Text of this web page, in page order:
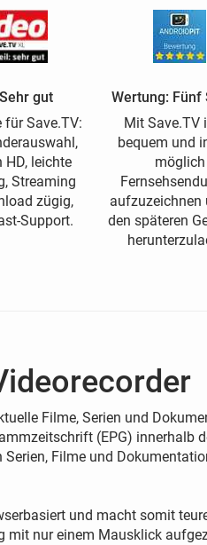
gut
für Save.TV:
HD, leichte
Streaming
zügig,
Support.
Wertung: Fünf
Mit Save.TV
bequem und
möglich
aufzuzeichnen
den späteren
Filme, Serien und
(EPG)
Filme und
und macht somit
nur einem Mausklick